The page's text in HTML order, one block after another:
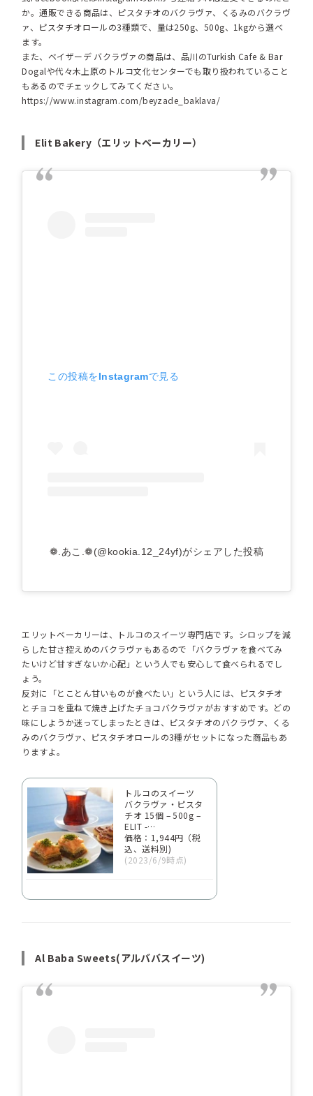
か。通販できる商品は、ピスタチオのバクラヴァ、くるみのバクラヴ
ァ、ピスタチオロールの3種類で、量は250g、500g、1kgから選べ
ます。
また、ベイザーデ バクラヴァの商品は、品川のTurkish Cafe & Bar
Dogalや代々木上原のトルコ文化センターでも取り扱われていること
もあるのでチェックしてみてください。
https://www.instagram.com/beyzade_baklava/
Elit Bakery（エリットベーカリー）
この投稿をInstagramで見る
❁.あこ.❁(@kookia.12_24yf)がシェアした投稿
エリットベーカリーは、トルコのスイーツ専門店です。シロップを減
らした甘さ控えめのバクラヴァもあるので「バクラヴァを食べてみ
たいけど甘すぎないか心配」という人でも安心して食べられるでし
ょう。
反対に「とことん甘いものが食べたい」という人には、ピスタチオ
とチョコを重ねて焼き上げたチョコバクラヴァがおすすめです。どの
味にしようか迷ってしまったときは、ピスタチオのバクラヴァ、くる
みのバクラヴァ、ピスタチオロールの3種がセットになった商品もあ
りますよ。
トルコのスイーツ
バクラヴァ・ピスタ
チオ 15個 – 500g –
ELIT -…
価格：1,944円（税
込、送料別)
(2023/6/9時点)
Al Baba Sweets(アルババスイーツ)